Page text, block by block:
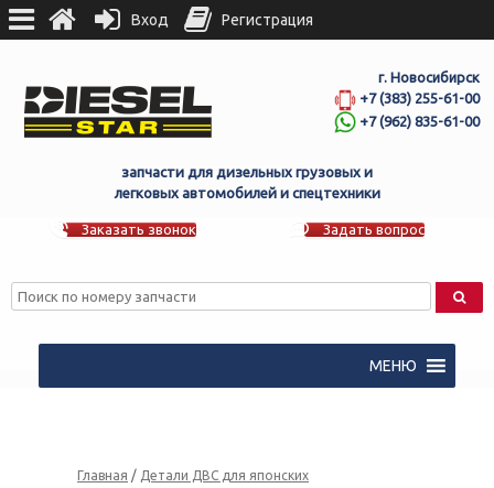
г. Новосибирск
+7 (383) 255-61-00
+7 (962) 835-61-00
запчасти для дизельных грузовых и
легковых автомобилей и спецтехники
Заказать звонок Задать вопрос
МЕНЮ
Главная / Детали ДВС для японских
Вход Регистрация